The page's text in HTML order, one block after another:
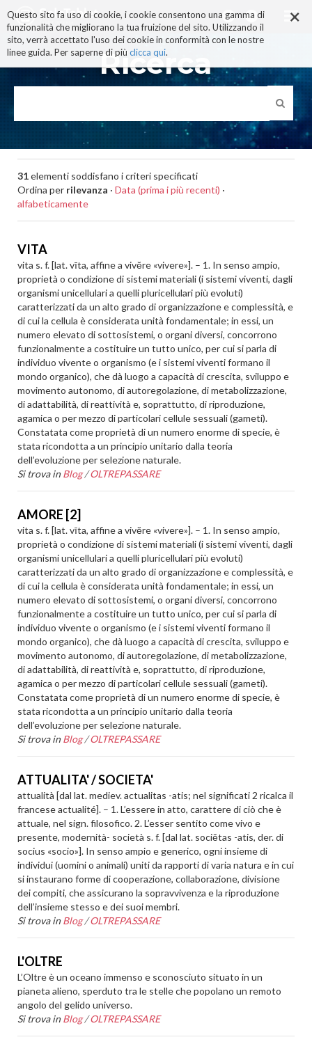
×
Questo sito fa uso di cookie, i cookie consentono una gamma di
funzionalità che migliorano la tua fruizione del sito. Utilizzando il
sito, verrà accettato l'uso dei cookie in conformità con le nostre
linee guida. Per saperne di più clicca qui.
ai
contenuti.
|
alla
navigazione
Ricerca
31elementi soddisfano i criteri specificati
Ordina per rilevanza · Data (prima i più recenti) ·
alfabeticamente
VITA
vita s. f. [lat. vīta, affine a vivĕre «vivere»]. – 1. In senso ampio,
proprietà o condizione di sistemi materiali (i sistemi viventi, dagli
organismi unicellulari a quelli pluricellulari più evoluti)
caratterizzati da un alto grado di organizzazione e complessità, e
di cui la cellula è considerata unità fondamentale; in essi, un
numero elevato di sottosistemi, o organi diversi, concorrono
funzionalmente a costituire un tutto unico, per cui si parla di
individuo vivente o organismo (e i sistemi viventi formano il
mondo organico), che dà luogo a capacità di crescita, sviluppo e
movimento autonomo, di autoregolazione, di metabolizzazione,
di adattabilità, di reattività e, soprattutto, di riproduzione,
agamica o per mezzo di particolari cellule sessuali (gameti).
Constatata come proprietà di un numero enorme di specie, è
stata ricondotta a un principio unitario dalla teoria
dell’evoluzione per selezione naturale.
Si trova in Blog /OLTREPASSARE
AMORE [2]
vita s. f. [lat. vīta, affine a vivĕre «vivere»]. – 1. In senso ampio,
proprietà o condizione di sistemi materiali (i sistemi viventi, dagli
organismi unicellulari a quelli pluricellulari più evoluti)
caratterizzati da un alto grado di organizzazione e complessità, e
di cui la cellula è considerata unità fondamentale; in essi, un
numero elevato di sottosistemi, o organi diversi, concorrono
funzionalmente a costituire un tutto unico, per cui si parla di
individuo vivente o organismo (e i sistemi viventi formano il
mondo organico), che dà luogo a capacità di crescita, sviluppo e
movimento autonomo, di autoregolazione, di metabolizzazione,
di adattabilità, di reattività e, soprattutto, di riproduzione,
agamica o per mezzo di particolari cellule sessuali (gameti).
Constatata come proprietà di un numero enorme di specie, è
stata ricondotta a un principio unitario dalla teoria
dell’evoluzione per selezione naturale.
Si trova in Blog /OLTREPASSARE
ATTUALITA' / SOCIETA'
attualità [dal lat. mediev. actualitas -atis; nel significati 2 ricalca il
francese actualité]. – 1. L’essere in atto, carattere di ciò che è
attuale, nel sign. filosofico. 2. L’esser sentito come vivo e
presente, modernità- società s. f. [dal lat. sociětas -atis, der. di
socius «socio»]. In senso ampio e generico, ogni insieme di
individui (uomini o animali) uniti da rapporti di varia natura e in cui
si instaurano forme di cooperazione, collaborazione, divisione
dei compiti, che assicurano la sopravvivenza e la riproduzione
dell’insieme stesso e dei suoi membri.
Si trova in Blog /OLTREPASSARE
L'OLTRE
L’Oltre è un oceano immenso e sconosciuto situato in un
pianeta alieno, sperduto tra le stelle che popolano un remoto
angolo del gelido universo.
Si trova in Blog /OLTREPASSARE